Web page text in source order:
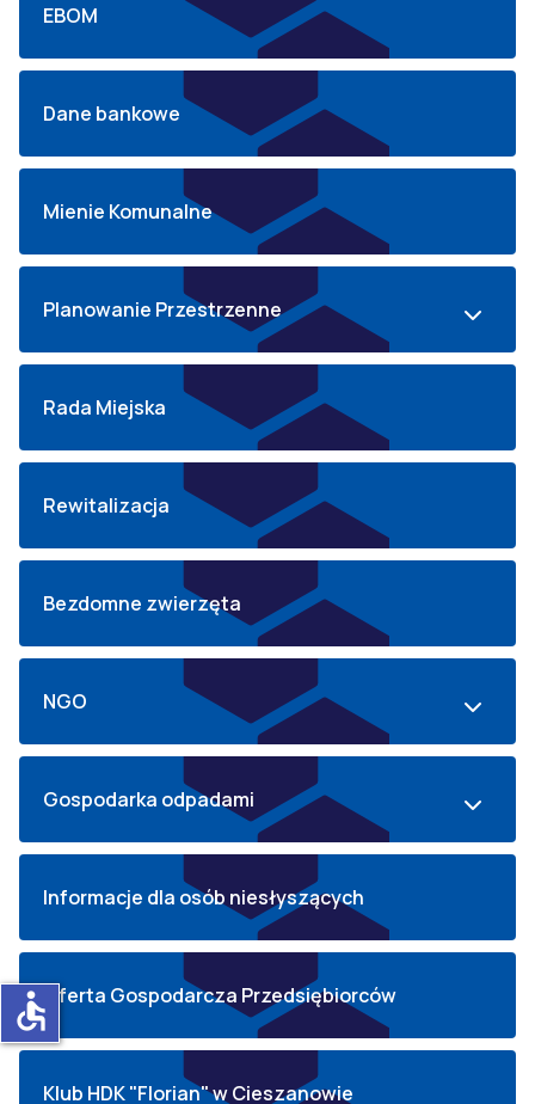
EBOM
Dane bankowe
Mienie Komunalne
Planowanie Przestrzenne
Rada Miejska
Rewitalizacja
Bezdomne zwierzęta
NGO
Gospodarka odpadami
Informacje dla osób niesłyszących
Oferta Gospodarcza Przedsiębiorców
Klub HDK "Florian" w Cieszanowie
accessible